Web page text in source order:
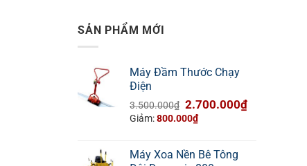
SẢN PHẨM MỚI
Máy Đầm Thước Chạy
Điện
3.500.000₫ Giá
gốc
3.500.000₫.
2.700.000₫Giá
Giảm:800.000₫
Máy Xoa Nền Bê Tông